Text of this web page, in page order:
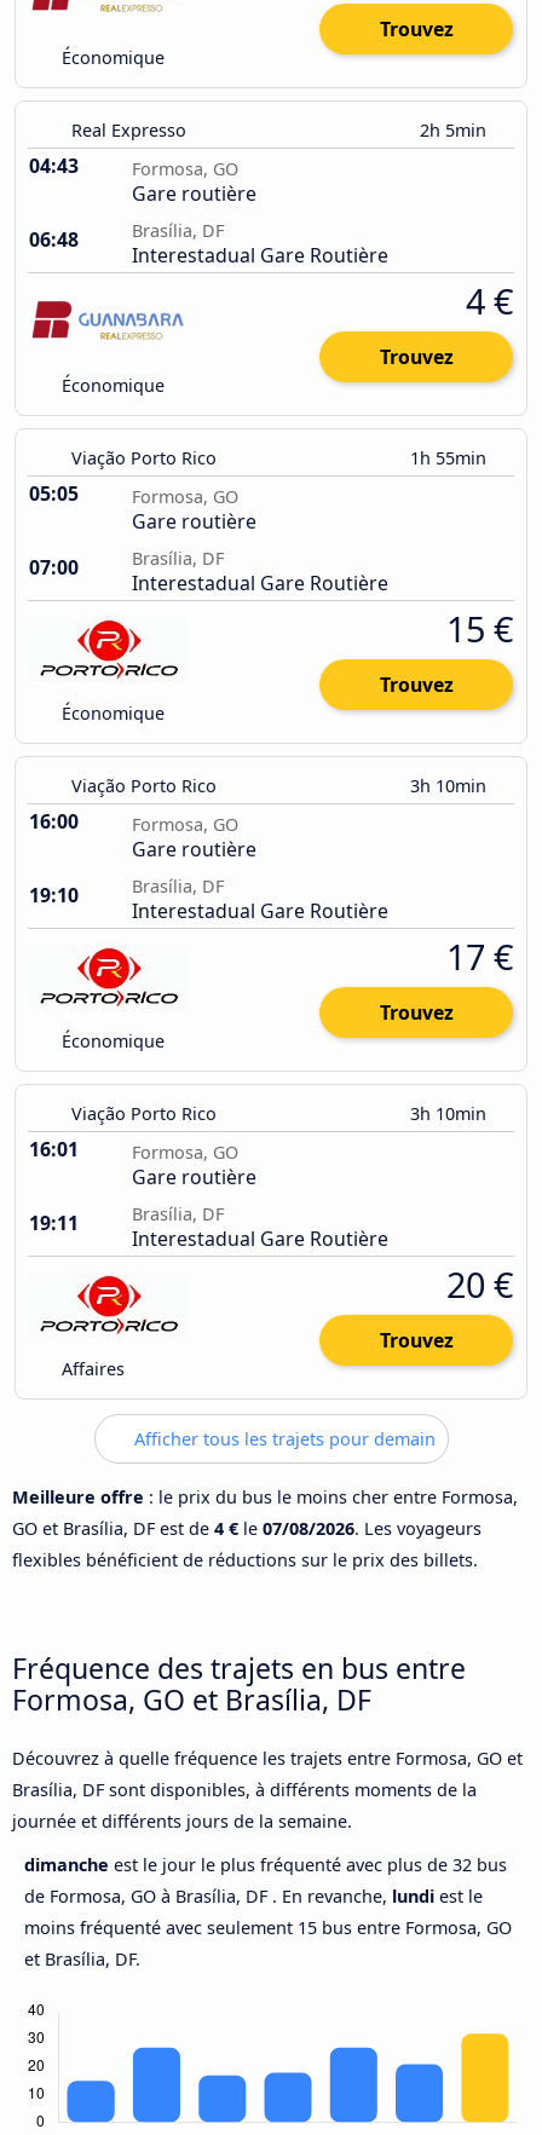
Économique
Trouvez
Real Expresso 2h 5min
04:43 Formosa, GO
Gare routière
06:48
Brasília, DF
Interestadual Gare Routière
Économique
4 €
Trouvez
Viação Porto Rico 1h 55min
05:05 Formosa, GO
Gare routière
07:00
Brasília, DF
Interestadual Gare Routière
Économique
15 €
Trouvez
Viação Porto Rico 3h 10min
16:00 Formosa, GO
Gare routière
19:10
Brasília, DF
Interestadual Gare Routière
Économique
17 €
Trouvez
Viação Porto Rico 3h 10min
16:01 Formosa, GO
Gare routière
19:11
Brasília, DF
Interestadual Gare Routière
Affaires
20 €
Trouvez
Afficher tous les trajets pour demain
Meilleure offre : le prix du bus le moins cher entre Formosa,
GO et Brasília, DF est de 4 € le 07/08/2026. Les voyageurs
flexibles bénéficient de réductions sur le prix des billets.
Fréquence des trajets en bus entre
Formosa, GO et Brasília, DF
Découvrez à quelle fréquence les trajets entre Formosa, GO et
Brasília, DF sont disponibles, à différents moments de la
journée et différents jours de la semaine.
dimanche est le jour le plus fréquenté avec plus de 32 bus
de Formosa, GO à Brasília, DF . En revanche, lundi est le
moins fréquenté avec seulement 15 bus entre Formosa, GO
et Brasília, DF.